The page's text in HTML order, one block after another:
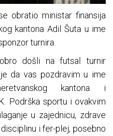
obratio ministar finansija
kantona Adil Šuta u ime
turnira.
došli na futsal turnir
da vas pozdravim u ime
kantona i
Podrška sportu i ovakvim
u zajednicu, zdrave
i fer-plej, posebno